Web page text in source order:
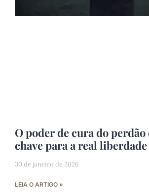
O poder de cura do perdão
chave para a real liberdade
30 de janeiro de 2026
LEIA O ARTIGO »